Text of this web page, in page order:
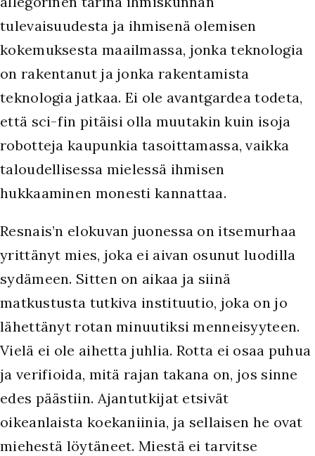
tulevaisuudesta ja ihmisenä olemisen
kokemuksesta maailmassa, jonka teknologia
on rakentanut ja jonka rakentamista
teknologia jatkaa. Ei ole avantgardea todeta,
että sci-fin pitäisi olla muutakin kuin isoja
robotteja kaupunkia tasoittamassa, vaikka
taloudellisessa mielessä ihmisen
hukkaaminen monesti kannattaa.
Resnais’n elokuvan juonessa on itsemurhaa
yrittänyt mies, joka ei aivan osunut luodilla
sydämeen. Sitten on aikaa ja siinä
matkustusta tutkiva instituutio, joka on jo
lähettänyt rotan minuutiksi menneisyyteen.
Vielä ei ole aihetta juhlia. Rotta ei osaa puhua
ja verifioida, mitä rajan takana on, jos sinne
edes päästiin. Ajantutkijat etsivät
oikeanlaista koekaniinia, ja sellaisen he ovat
miehestä löytäneet. Miestä ei tarvitse